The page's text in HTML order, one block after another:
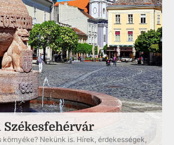
környéke? Nekünk is. Hírek, érdekességek,